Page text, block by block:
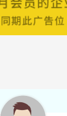
-湖南
-攸县